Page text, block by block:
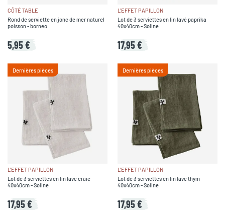
CÔTÉ TABLE
Rond de serviette en jonc de mer naturel
poisson - borneo
5,95 €
L'EFFET PAPILLON
Lot de 3 serviettes en lin lavé paprika
40x40cm - Soline
17,95 €
Dernières pièces
L'EFFET PAPILLON
Lot de 3 serviettes en lin lavé craie
40x40cm - Soline
17,95 €
Dernières pièces
L'EFFET PAPILLON
Lot de 3 serviettes en lin lavé thym
40x40cm - Soline
17,95 €